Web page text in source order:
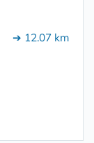
➔ 12.07 km